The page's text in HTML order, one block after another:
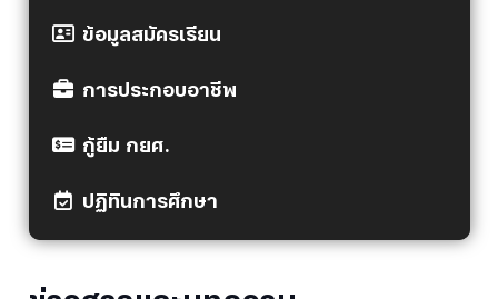
ข้อมูลสมัครเรียน
การประกอบอาชีพ
กู้ยืม กยศ.
ปฏิทินการศึกษา